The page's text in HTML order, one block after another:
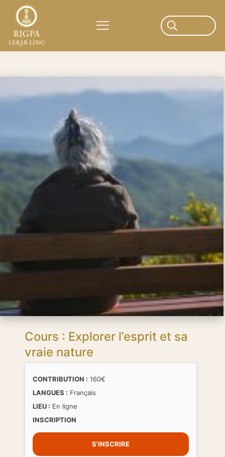
Cours : Explorer l’esprit et sa
vraie nature
CONTRIBUTION : 160€
LANGUES : Français
LIEU : En ligne
INSCRIPTION
S'INSCRIRE